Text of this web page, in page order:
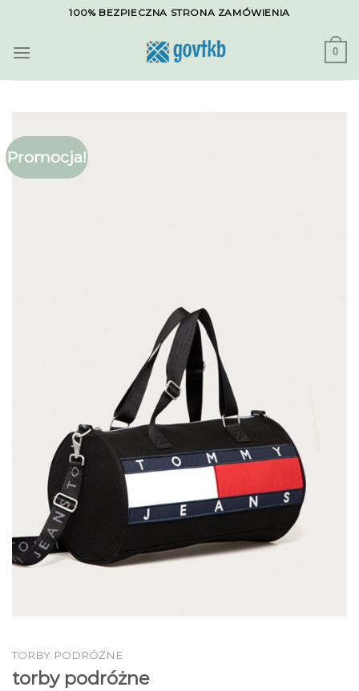
content
100% BEZPIECZNA STRONA ZAMÓWIENIA
0
Promocja!
TORBY PODRÓŻNE
torby podróżne